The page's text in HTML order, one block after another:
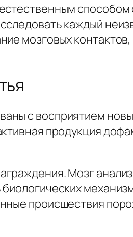
способом
каждый
мозговых
с восприятием
продукция
Мозг
происшествия